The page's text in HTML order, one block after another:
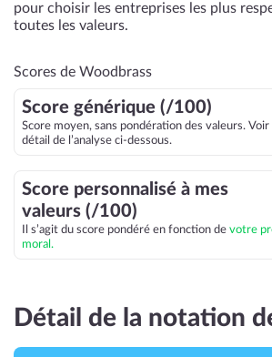
pour choisir les entreprises les plus
toutes les valeurs.
Scores de Woodbrass
Score générique (/100)
Score moyen, sans pondération des valeurs. Voir
détail de l’analyse ci-dessous.
Score personnalisé à mes
valeurs (/100)
Il s’agit du score pondéré en fonction de votre
moral.
Détail de la notation